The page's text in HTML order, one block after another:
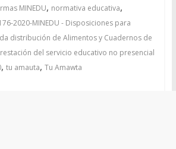
MINEDU, normativa educativa,
2020-MINEDU - Disposiciones para
distribución de Alimentos y Cuadernos de
del servicio educativo no presencial
, tu amauta, Tu Amawta